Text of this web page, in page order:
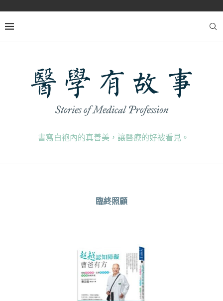
書寫白袍內的真善美，讓醫療的好被看見。
臨終照顧